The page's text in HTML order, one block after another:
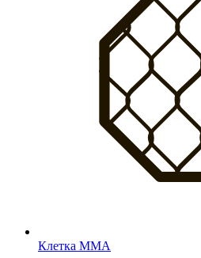
Клетка MMA